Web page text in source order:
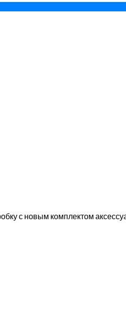
с новым комплектом